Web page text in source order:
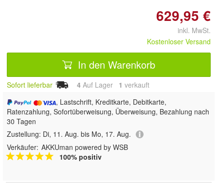
629,95 €
inkl. MwSt.
Kostenloser Versand
In den Warenkorb
Sofort lieferbar 4 Auf Lager 1 verkauft
, Lastschrift, Kreditkarte, Debitkarte,
Ratenzahlung, Sofortüberweisung, Überweisung, Bezahlung nach
30 Tagen
Zustellung: Di, 11. Aug. bis Mo, 17. Aug.
Verkäufer: AKKUman powered by WSB
100% positiv